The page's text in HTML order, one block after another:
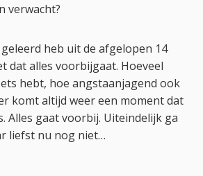
verwacht?
heb uit de afgelopen 14
dat alles voorbijgaat. Hoeveel
hebt, hoe angstaanjagend ook
komt altijd weer een moment dat
Alles gaat voorbij. Uiteindelijk ga
liefst nu nog niet…